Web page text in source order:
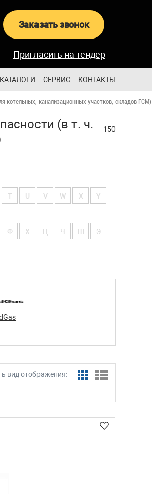
Заказать звонок
Пригласить на тендер
СЕРВИС КОНТАКТЫ
котельных, канализационных участков, складов ГСМ)
(в т. ч.
150
T V W X Y
Ф Х Ч Э
вид отображения: